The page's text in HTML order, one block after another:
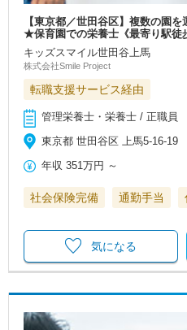
【東京都／世田谷区】複数の園
★保育園での栄養士《最寄り駅徒
キッズスマイル世田谷上馬
株式会社Smile Project
転職支援サービス経由
管理栄養士・栄養士 / 正職員
東京都 世田谷区 上馬5-16-19
年収 351万円 ～
社会保険完備 通勤手当
気になる